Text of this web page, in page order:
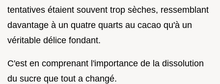
tentatives étaient souvent trop sèches, ressemblant
davantage à un quatre quarts au cacao qu'à un
véritable délice fondant.
C'est en comprenant l'importance de la dissolution
du sucre que tout a changé.